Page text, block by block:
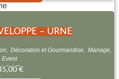
– URNE
, Décoration et Gourmandise, Mariage,
Event
€